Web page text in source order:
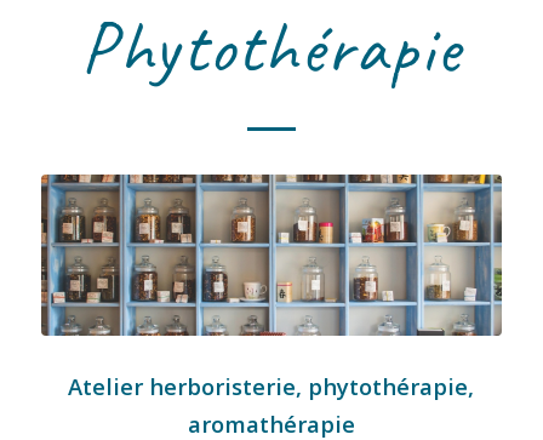
Phytothérapie
Atelier herboristerie, phytothérapie,
aromathérapie